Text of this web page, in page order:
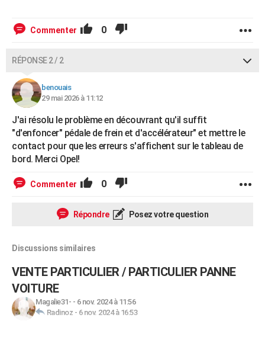
Commenter 0
RÉPONSE 2 / 2
benouais
29 mai 2026 à 11:12
J'ai résolu le problème en découvrant qu'il suffit
"d'enfoncer" pédale de frein et d'accélérateur" et mettre le
contact pour que les erreurs s'affichent sur le tableau de
bord. Merci Opel!
Commenter 0
Répondre Posez votre question
Discussions similaires
VENTE PARTICULIER / PARTICULIER PANNE
VOITURE
Magalie31- - 6 nov. 2024 à 11:56
Radinoz - 6 nov. 2024 à 16:53